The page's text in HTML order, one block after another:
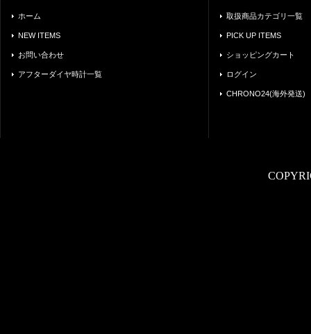
ホーム
NEW ITEMS
お問い合わせ
アフターダイヤ時計一覧
取扱商品カテゴリ一覧
PICK UP ITEMS
ショッピングカート
ログイン
CHRONO24(海外発送)